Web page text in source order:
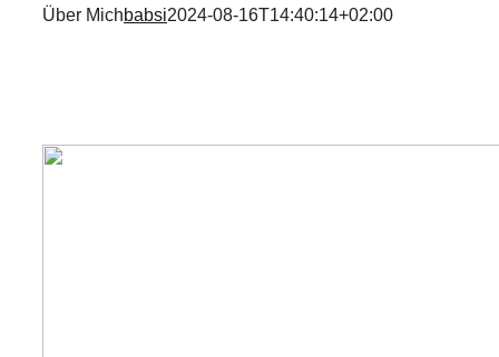
Über Michbabsi2024-08-16T14:40:14+02:00